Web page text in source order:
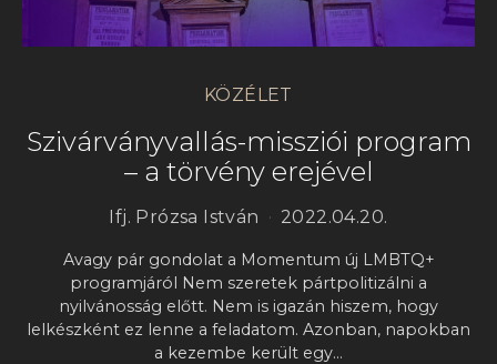
KÖZÉLET
Szivárványvallás-missziói program
– a törvény erejével
Ifj. Prózsa István 2022.04.20.
Avagy pár gondolat a Momentum új LMBTQ+
programjáról Nem szeretek pártpolitizálni a
nyilvánosság előtt. Nem is igazán hiszem, hogy
lelkészként ez lenne a feladatom. Azonban, napokban
a kezembe került egy…